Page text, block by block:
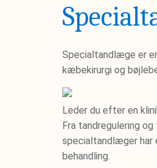
Specialtandlæge er
kæbekirurgi og
Leder du efter en
Fra tandregulering
specialtandlæger har
behandling.